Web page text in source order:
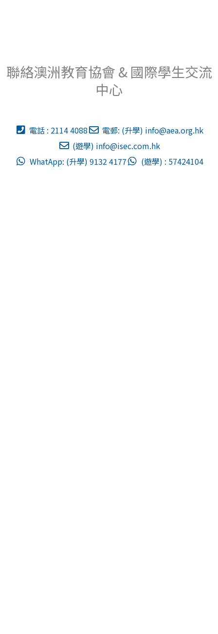
聯絡澳洲教育協會 & 國際學生交流
中心
電話 : 2114 4088 電郵: (升學) info@aea.org.hk
(遊學) info@isec.com.hk
WhatApp: (升學) 9132 4177
(遊學) : 57424104